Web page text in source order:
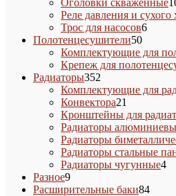
Оголовки скваженные
Реле давления и сухого
Трос для насосов66
Полотенцесушители5050
Комплектующие для
Крепеж для
Радиаторы352
товара
Комплектующие для
Конвектора21
товар
Кронштейны для
Радиаторы
Радиаторы
Радиаторы стальные
Радиаторы чугунные44
Разное99
товаров
Расширительные баки8484